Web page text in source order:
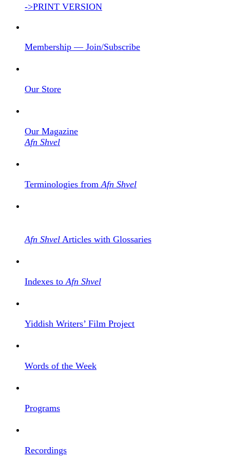
->PRINT VERSION
Membership — Join/Subscribe
Our Store
Our Magazine
Afn Shvel
Terminologies from Afn Shvel
Afn Shvel Articles with Glossaries
Indexes to Afn Shvel
Yiddish Writers’ Film Project
Words of the Week
Programs
Recordings